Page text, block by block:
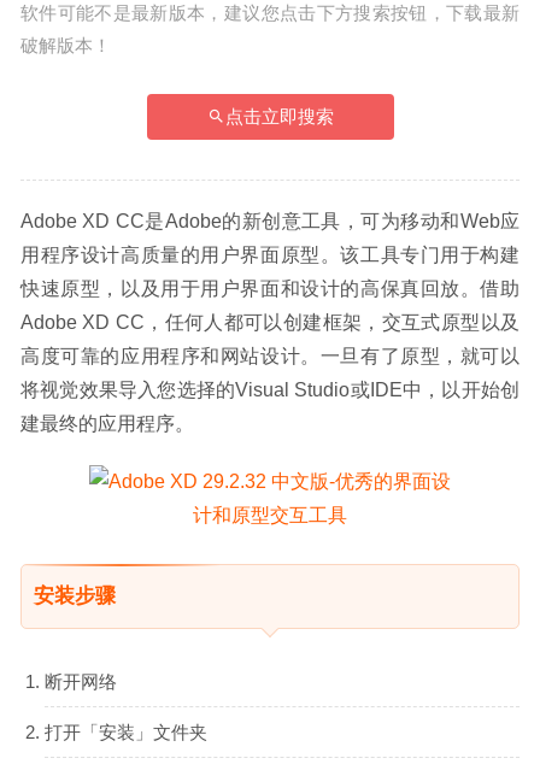
软件可能不是最新版本，建议您点击下方搜索按钮，下载最新
破解版本！
点击立即搜索
Adobe XD CC是Adobe的新创意工具，可为移动和Web应
用程序设计高质量的用户界面原型。该工具专门用于构建
快速原型，以及用于用户界面和设计的高保真回放。借助
Adobe XD CC，任何人都可以创建框架，交互式原型以及
高度可靠的应用程序和网站设计。一旦有了原型，就可以
将视觉效果导入您选择的Visual Studio或IDE中，以开始创
建最终的应用程序。
安装步骤
断开网络
打开「安装」文件夹